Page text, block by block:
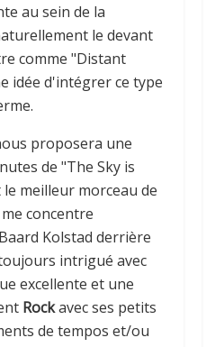
au sein de la
le devant
comme "Distant
idée d'intégrer ce type
proposera une
de "The Sky is
le meilleur morceau de
concentre
Kolstad derrière
intrigué avec
excellente et une
Rockavec ses petits
de tempos et/ou